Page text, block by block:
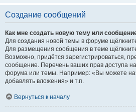
Создание сообщений
Как мне создать новую тему или
Для создания новой темы в форуме
Для размещения сообщения в теме
Возможно, придётся зарегистрироваться,
сообщение. Перечень ваших прав доступа
форума или темы. Например: «Вы можете
добавлять вложения» и т.п.
Вернуться к началу